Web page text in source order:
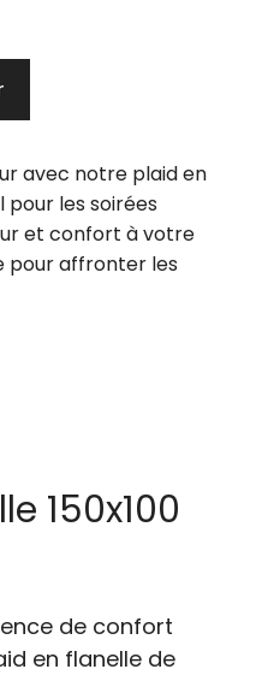
avec notre plaid en
pour les soirées
et confort à votre
pour affronter les
150x100
de confort
en flanelle de